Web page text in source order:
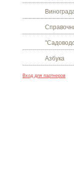
Азбука
Вход для партнеров